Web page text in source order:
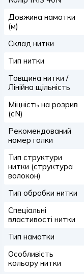
Довжина намотки
(м)
Склад нитки
Тип нитки
Товщина нитки /
Лінійна щільність
Міцність на розрив
(сN)
Рекомендований
номер голки
Тип структури
нитки (структура
волокон)
Тип обробки нитки
Спеціальні
властивості нитки
Тип намотки
Особливість
кольору нитки